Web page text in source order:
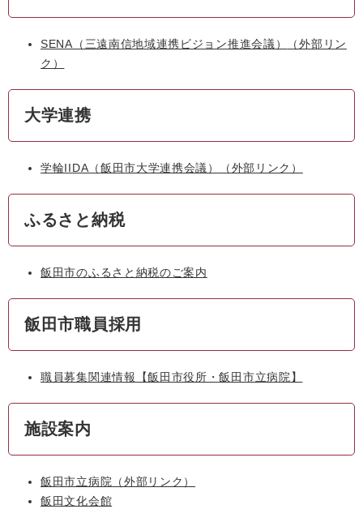
SENA（三遠南信地域連携ビジョン推進会議）
（外部リン
ク）
大学連携
学輪IIDA（飯田市大学連携会議） （外部リンク）
ふるさと納税
飯田市のふるさと納税のご案内
飯田市職員採用
職員募集関連情報【飯田市役所・飯田市立病院】
施設案内
飯田市立病院 （外部リンク）
飯田文化会館